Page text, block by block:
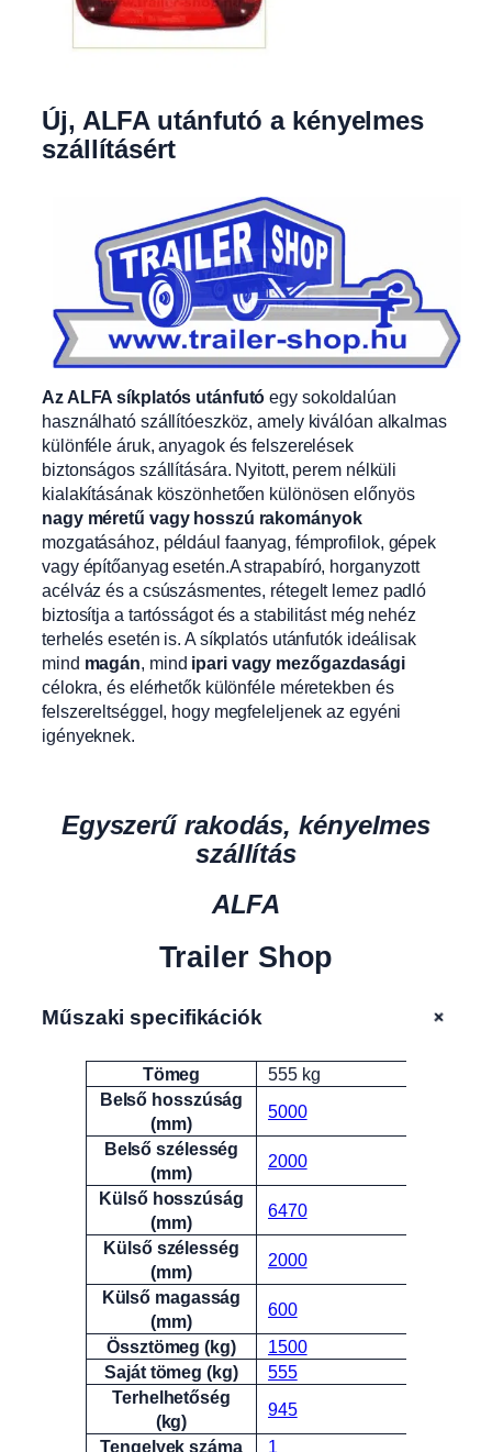
Új, ALFA utánfutó a kényelmes
szállításért
Az ALFA síkplatós utánfutó egy sokoldalúan
használható szállítóeszköz, amely kiválóan alkalmas
különféle áruk, anyagok és felszerelések
biztonságos szállítására. Nyitott, perem nélküli
kialakításának köszönhetően különösen előnyös
nagy méretű vagy hosszú rakományok
mozgatásához, például faanyag, fémprofilok, gépek
vagy építőanyag esetén.A strapabíró, horganyzott
acélváz és a csúszásmentes, rétegelt lemez padló
biztosítja a tartósságot és a stabilitást még nehéz
terhelés esetén is. A síkplatós utánfutók ideálisak
mind magán, mind ipari vagy mezőgazdasági
célokra, és elérhetők különféle méretekben és
felszereltséggel, hogy megfeleljenek az egyéni
igényeknek.
Egyszerű rakodás, kényelmes
szállítás
ALFA
Trailer Shop
Műszaki specifikációk +
Attribútumok Érték
Tömeg
555 kg
Belső hosszúság
(mm)
5000
Belső szélesség
(mm)
2000
Külső hosszúság
(mm)
6470
Külső szélesség
(mm)
2000
Külső magasság
(mm)
600
Össztömeg (kg)
1500
Saját tömeg (kg)
555
Terhelhetőség
(kg)
945
Tengelyek száma
1